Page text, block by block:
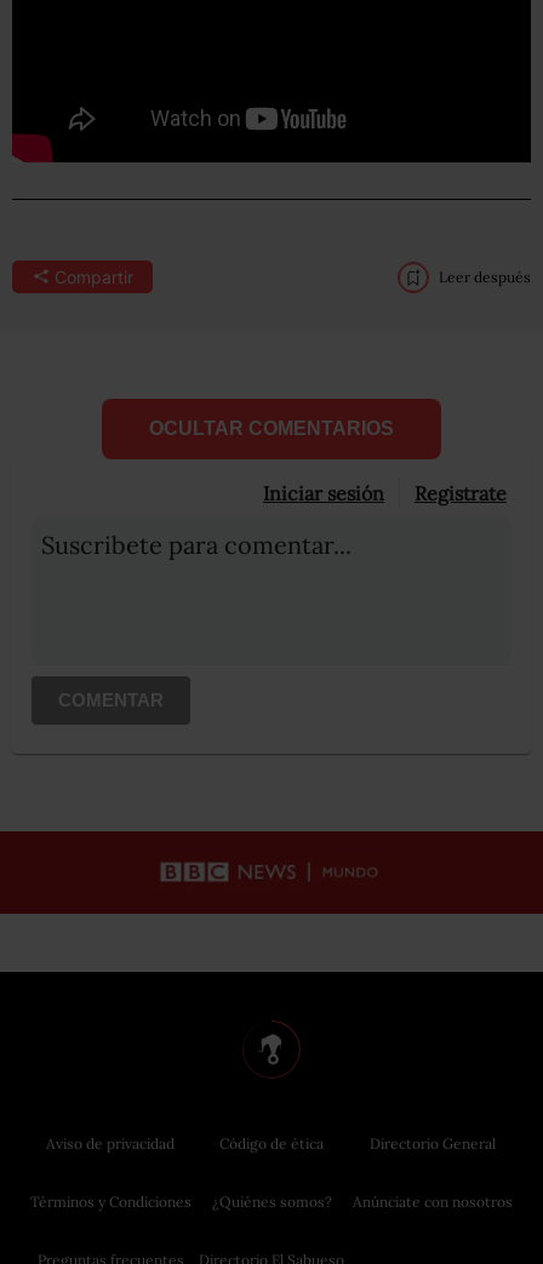
Compartir Leer después
OCULTAR COMENTARIOS
Iniciar sesión Registrate
Suscribete para comentar...
COMENTAR
Aviso de privacidad
Términos y Condiciones
Preguntas frecuentes
Código de ética
¿Quiénes somos?
Directorio El Sabueso
Directorio General
Anúnciate con nosotros